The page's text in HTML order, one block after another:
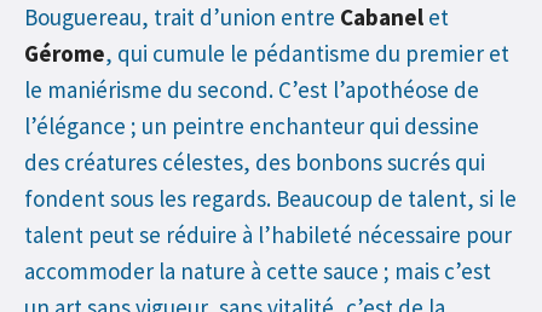
Bouguereau, trait d’union entre Cabanel et
Gérome, qui cumule le pédantisme du premier et
le maniérisme du second. C’est l’apothéose de
l’élégance ; un peintre enchanteur qui dessine
des créatures célestes, des bonbons sucrés qui
fondent sous les regards. Beaucoup de talent, si le
talent peut se réduire à l’habileté nécessaire pour
accommoder la nature à cette sauce ; mais c’est